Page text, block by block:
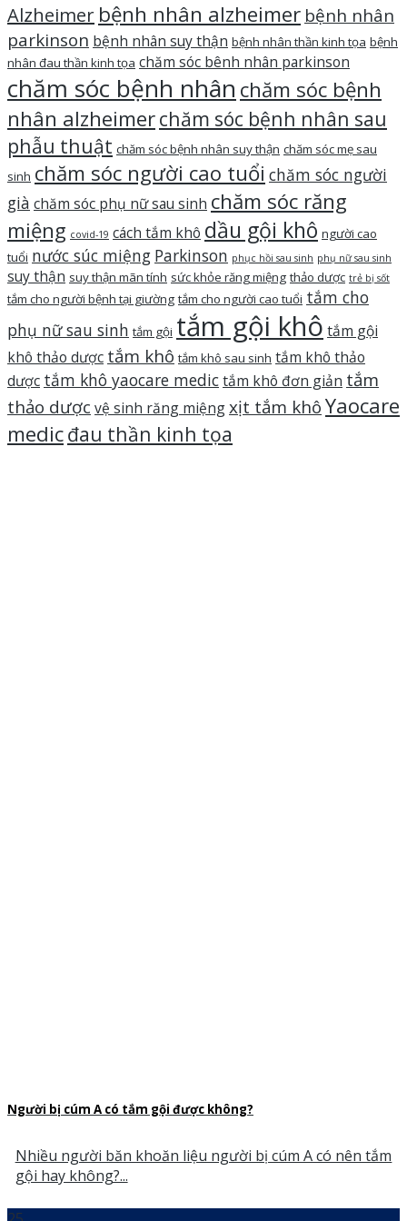
Alzheimer bệnh nhân alzheimer bệnh nhân
parkinson bệnh nhân suy thận bệnh nhân thần kinh tọa bệnh
nhân đau thần kinh tọa chăm sóc bênh nhân parkinson
chăm sóc bệnh nhân chăm sóc bệnh
nhân alzheimerchăm sóc bệnh nhân sau
phẫu thuật chăm sóc bệnh nhân suy thận chăm sóc mẹ sau
sinh chăm sóc người cao tuổi chăm sóc người
già chăm sóc phụ nữ sau sinh chăm sóc răng
miệng covid-19 cách tắm khô dầu gội khô người cao
tuổi nước súc miệng Parkinson phục hồi sau sinh phụ nữ sau sinh
suy thận suy thận mãn tính sức khỏe răng miệng thảo dược trẻ bị sốt
tắm cho người bệnh tại giường tắm cho người cao tuổi tắm cho
phụ nữ sau sinh tắm gội tắm gội khô tắm gội
khô thảo dược tắm khô tắm khô sau sinh tắm khô thảo
dược tắm khô yaocare medictắm khô đơn giản tắm
thảo dược vệ sinh răng miệngxịt tắm khôYaocare
medicđau thần kinh tọa
Người bị cúm A có tắm gội được không?
Nhiều người băn khoăn liệu người bị cúm A có nên tắm
gội hay không?...